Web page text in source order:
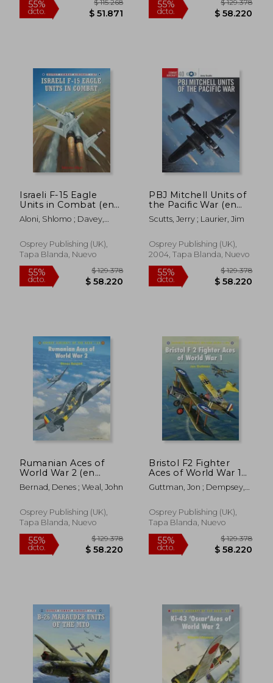
dcto. $ 52.551 dcto. $
dcto.
$ 129.378
$ 58.220
55%
dcto.
55%
dcto.
$ 115.268
$ 51.871 dcto. $
Israeli F-15 Eagle
Units in Combat (en
Inglés)
Aloni, Shlomo ; Davey,
Osprey Publishing (UK),
Tapa Blanda, Nuevo
PBJ Mitchell Units of
the Pacific War (en
Inglés)
Scutts, Jerry ; Laurier, Jim
Osprey Publishing (UK),
2004, Tapa Blanda, Nuevo
Rumanian Aces of
World War 2 (en
Inglés)
Bernad, Denes ; Weal, John
Osprey Publishing (UK),
Tapa Blanda, Nuevo
Bristol F2 Fighter
Aces of World War 1
(en Inglés)
Guttman, Jon ; Dempsey,
Osprey Publishing (UK),
Tapa Blanda, Nuevo